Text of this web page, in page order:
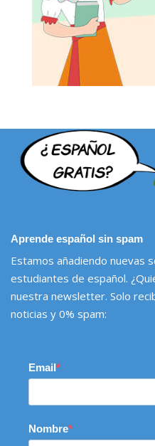
Aprende español sin spam
Estamos añadiendo nuevas
estudiantes de español.
nuestra newsletter. Solo
noticias y 0% spam:
Email
Nombre